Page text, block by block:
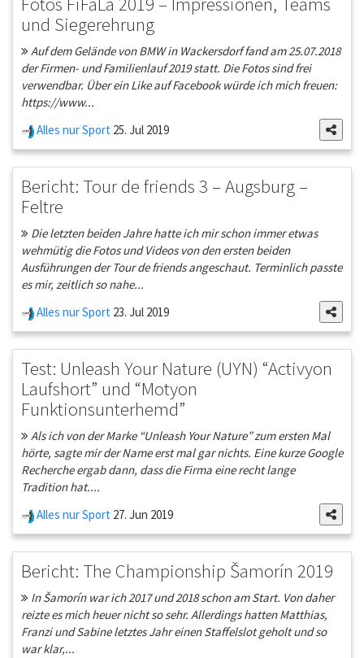
und Siegerehrung
Auf dem Gelände von BMW in Wackersdorf fand am 25.07.2018
der Firmen- und Familienlauf 2019 statt. Die Fotos sind frei
verwendbar. Über ein Like auf Facebook würde ich mich freuen:
https://www...
Alles nur Sport 25. Jul 2019
Bericht: Tour de friends 3 – Augsburg –
Feltre
Die letzten beiden Jahre hatte ich mir schon immer etwas
wehmütig die Fotos und Videos von den ersten beiden
Ausführungen der Tour de friends angeschaut. Terminlich passte
es mir, zeitlich so nahe...
Alles nur Sport 23. Jul 2019
Test: Unleash Your Nature (UYN) “Activyon
Laufshort” und “Motyon
Funktionsunterhemd”
Als ich von der Marke “Unleash Your Nature” zum ersten Mal
hörte, sagte mir der Name erst mal gar nichts. Eine kurze Google
Recherche ergab dann, dass die Firma eine recht lange
Tradition hat....
Alles nur Sport 27. Jun 2019
Bericht: The Championship Šamorín 2019
In Šamorín war ich 2017 und 2018 schon am Start. Von daher
reizte es mich heuer nicht so sehr. Allerdings hatten Matthias,
Franzi und Sabine letztes Jahr einen Staffelslot geholt und so
war klar,...